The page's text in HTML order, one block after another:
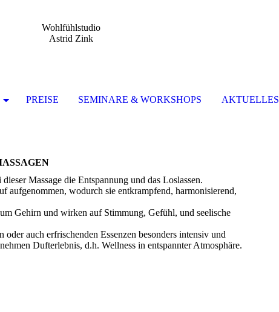
Wohlfühlstudio
Astrid Zink
PREISE SEMINARE & WORKSHOPS AKTUELLES
Massage die Entspannung und das Loslassen.
wodurch sie entkrampfend, harmonisierend,
Gehirn und wirken auf Stimmung, Gefühl, und seelische
auch erfrischenden Essenzen besonders intensiv und
Dufterlebnis, d.h. Wellness in entspannter Atmosphäre.